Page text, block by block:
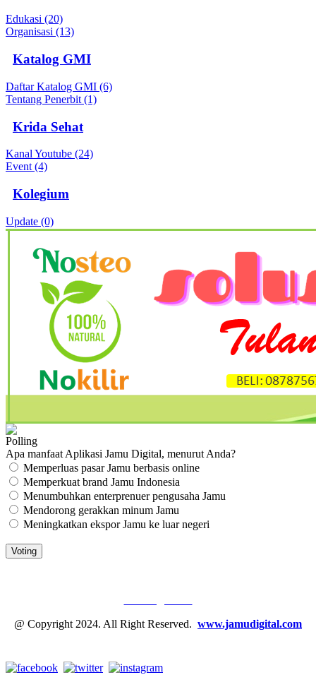
Edukasi (20)
Organisasi (13)
Katalog GMI
Daftar Katalog GMI (6)
Tentang Penerbit (1)
Krida Sehat
Kanal Youtube (24)
Event (4)
Kolegium
Update (0)
Polling
Apa manfaat Aplikasi Jamu Digital, menurut Anda?
Memperluas pasar Jamu berbasis online
Memperkuat brand Jamu Indonesia
Menumbuhkan enterprenuer pengusaha Jamu
Mendorong gerakkan minum Jamu
Meningkatkan ekspor Jamu ke luar negeri
@ Copyright 2024. All Right Reserved. www.jamudigital.com